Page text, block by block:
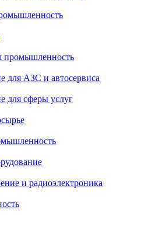
промышленность
для АЗС и автосервиса
для сферы услуг
и радиоэлектроника